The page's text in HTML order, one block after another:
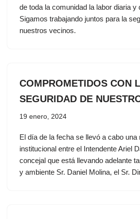
de toda la comunidad la labor diaria y
Sigamos trabajando juntos para la
nuestros vecinos.
COMPROMETIDOS CON
SEGURIDAD DE
19 enero, 2024
El día de la fecha se llevó a cabo una
institucional entre el Intendente Ariel
concejal que está llevando adelante
y ambiente Sr. Daniel Molina, el Sr.